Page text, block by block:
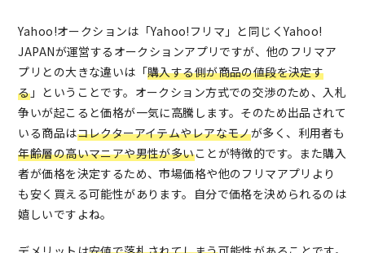
Yahoo!オークションは「Yahoo!フリマ」と同じくYahoo!
JAPANが運営するオークションアプリですが、他のフリマア
プリとの大きな違いは「購入する側が商品の値段を決定す
る」ということです。オークション方式での交渉のため、入札
争いが起こると価格が一気に高騰します。そのため出品されて
いる商品はコレクターアイテムやレアなモノが多く、利用者も
年齢層の高いマニアや男性が多いことが特徴的です。また購入
者が価格を決定するため、市場価格や他のフリマアプリより
も安く買える可能性があります。自分で価格を決められるのは
嬉しいですよね。